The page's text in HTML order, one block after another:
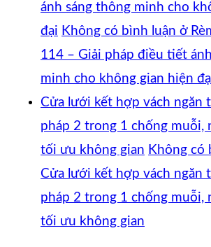
ánh sáng thông minh cho
đại Không có bình luận ở
114 – Giải pháp điều tiết
minh cho không gian hiện
Cửa lưới kết hợp vách ngăn
pháp 2 trong 1 chống muỗi,
tối ưu không gian Không có
Cửa lưới kết hợp vách ngăn
pháp 2 trong 1 chống muỗi,
tối ưu không gian